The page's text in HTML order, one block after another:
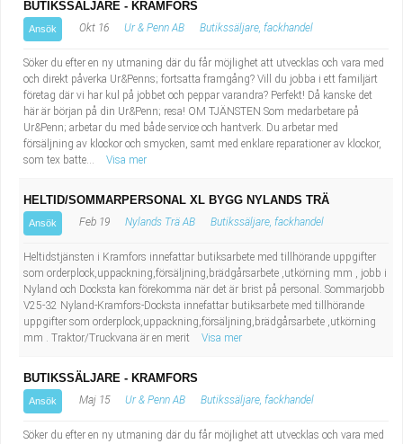
BUTIKSSÄLJARE - KRAMFORS
Ansök Okt 16 Ur & Penn AB Butikssäljare, fackhandel
Söker du efter en ny utmaning där du får möjlighet att utvecklas och vara med
och direkt påverka Ur&Penns; fortsatta framgång? Vill du jobba i ett familjärt
företag där vi har kul på jobbet och peppar varandra? Perfekt! Då kanske det
här är början på din Ur&Penn; resa! OM TJÄNSTEN Som medarbetare på
Ur&Penn; arbetar du med både service och hantverk. Du arbetar med
försäljning av klockor och smycken, samt med enklare reparationer av klockor,
som tex batte...
Visa mer
HELTID/SOMMARPERSONAL XL BYGG NYLANDS TRÄ
Ansök Feb 19 Nylands Trä AB Butikssäljare, fackhandel
Heltidstjänsten i Kramfors innefattar butiksarbete med tillhörande uppgifter
som orderplock,uppackning,försäljning,brädgårsarbete ,utkörning mm , jobb i
Nyland och Docksta kan förekomma när det är brist på personal. Sommarjobb
V25-32 Nyland-Kramfors-Docksta innefattar butiksarbete med tillhörande
uppgifter som orderplock,uppackning,försäljning,brädgårsarbete ,utkörning
mm . Traktor/Truckvana är en merit
Visa mer
BUTIKSSÄLJARE - KRAMFORS
Ansök Maj 15 Ur & Penn AB Butikssäljare, fackhandel
Söker du efter en ny utmaning där du får möjlighet att utvecklas och vara med